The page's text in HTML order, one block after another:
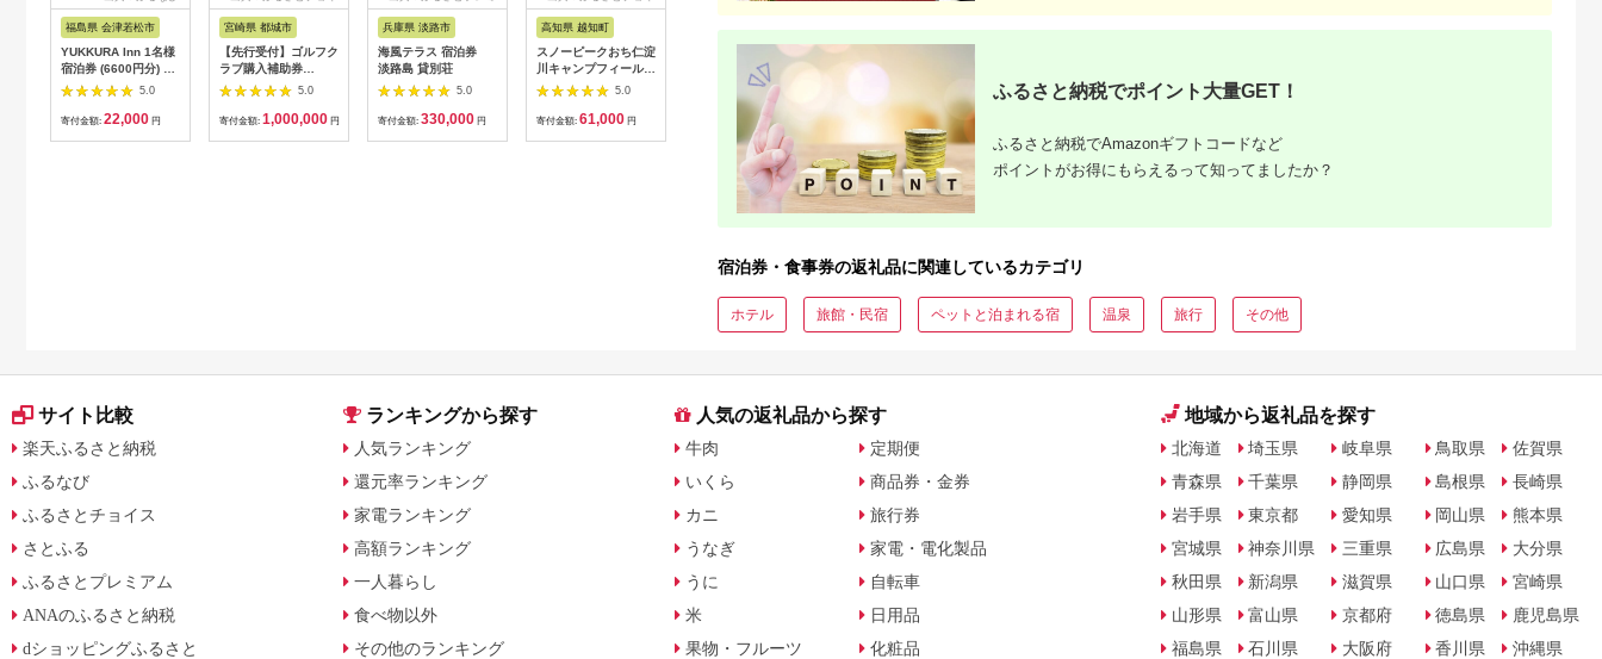
福島県 会津若松市
YUKKURA Inn 1名様
宿泊券 (6600円分) ワ
ーケーションお試しプ
ラン｜東北 福島県 会
津若松市 東山温泉 旅
5.0
寄付金額: 22,000 円
宮崎県 都城市
【先行受付】ゴルフク
ラブ購入補助券
300,000円_GI-
C701_(都城市) ゴルフ
ゴルフクラブ ダンロ
5.0
寄付金額: 1,000,000 円
兵庫県 淡路市
海風テラス 宿泊券
淡路島 貸別荘
5.0
寄付金額: 330,000 円
高知県 越知町
スノーピークおち仁淀
川キャンプフィールド
「住箱-jyubako-」ペ
ア宿泊チケット
5.0
寄付金額: 61,000 円
アム
立山町 宿泊施設 宿泊
券 15,000円分 (寄附
額 60,000円) 宿泊チ
ケット 宿泊 宿 山小屋
山荘 ホテル 旅 旅行
観光 レジャー チケッ
ト 登山 トレッキング
アルペンルート 山岳
観光 立山観光 立山黒
5.0
60,000
まぶし ペア お食事券
行 お出かけ うなぎ 食
事 ランチ ディナー ペ
ア 夫婦 カップル 送料
無料[MFA002]
28,000
ス
ックコース受診チケッ
ト
5.0
ス
立て券 95,000円相当
石川 金沢 加賀百万石
復興 北陸支援
5.0
ふるさと納税でポイント大量GET！
ふるさと納税でAmazonギフトコードなど
ポイントがお得にもらえるって知ってましたか？
宿泊券・食事券の返礼品に関連しているカテゴリ
ホテル 旅館・民宿 ペットと泊まれる宿 温泉 旅行 その他
サイト比較
楽天ふるさと納税
ふるなび
ふるさとチョイス
さとふる
ふるさとプレミアム
ANAのふるさと納税
dショッピングふるさと
ランキングから探す
人気ランキング
還元率ランキング
家電ランキング
高額ランキング
一人暮らし
食べ物以外
その他のランキング
人気の返礼品から探す
牛肉
いくら
カニ
うなぎ
うに
米
果物・フルーツ
定期便
商品券・金券
旅行券
家電・電化製品
自転車
日用品
化粧品
地域から返礼品を探す
北海道
青森県
岩手県
宮城県
秋田県
山形県
福島県
埼玉県
千葉県
東京都
神奈川県
新潟県
富山県
石川県
岐阜県
静岡県
愛知県
三重県
滋賀県
京都府
大阪府
鳥取県
島根県
岡山県
広島県
山口県
徳島県
香川県
佐賀県
長崎県
熊本県
大分県
宮崎県
鹿児島県
沖縄県